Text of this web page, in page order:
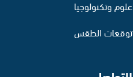
علوم وتكنولوجيا
توقعات الطقس